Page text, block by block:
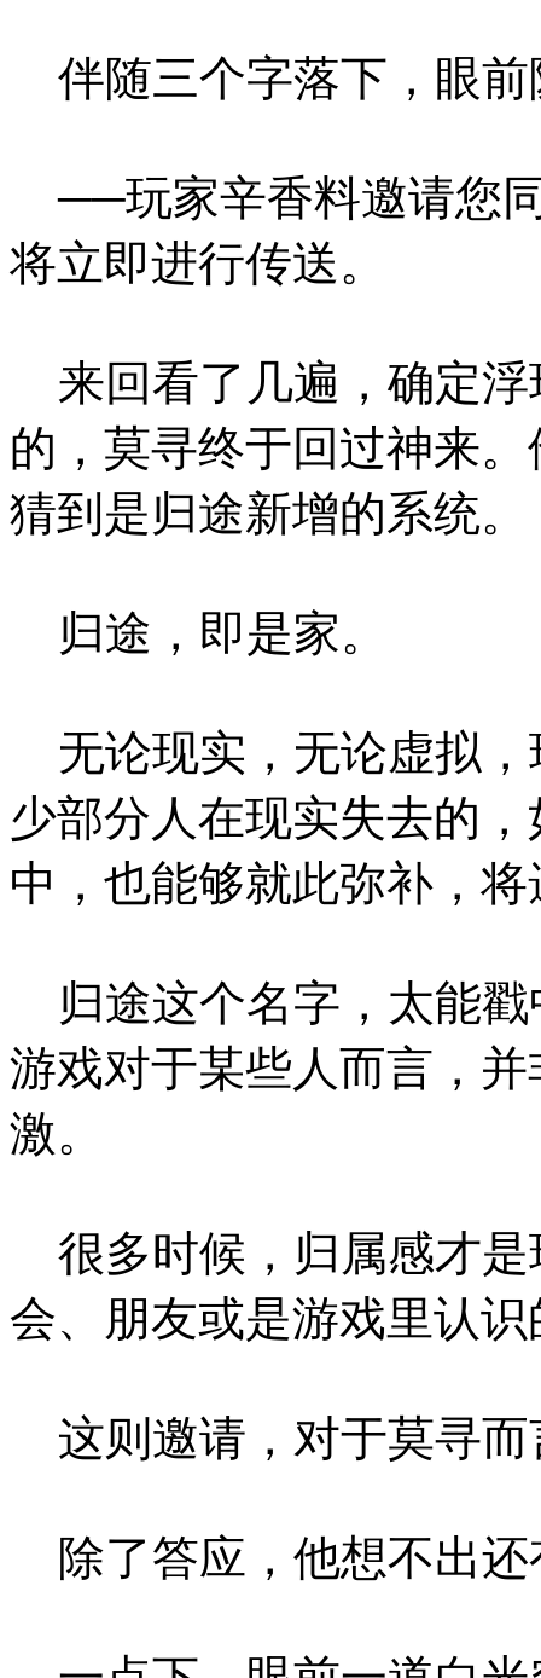
伴随三个字落下，眼前
──玩家辛香料邀请您
将立即进行传送。
来回看了几遍，确定浮
的，莫寻终于回过神来
猜到是归途新增的系统。
归途，即是家。
无论现实，无论虚拟，
少部分人在现实失去的
中，也能够就此弥补，
归途这个名字，太能戳
游戏对于某些人而言，
激。
很多时候，归属感才是
会、朋友或是游戏里认
这则邀请，对于莫寻而
除了答应，他想不出还